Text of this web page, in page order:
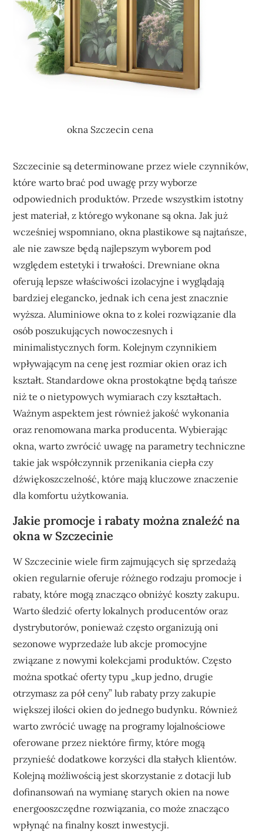
okna Szczecin cena
Szczecinie są determinowane przez wiele czynników,
które warto brać pod uwagę przy wyborze
odpowiednich produktów. Przede wszystkim istotny
jest materiał, z którego wykonane są okna. Jak już
wcześniej wspomniano, okna plastikowe są najtańsze,
ale nie zawsze będą najlepszym wyborem pod
względem estetyki i trwałości. Drewniane okna
oferują lepsze właściwości izolacyjne i wyglądają
bardziej elegancko, jednak ich cena jest znacznie
wyższa. Aluminiowe okna to z kolei rozwiązanie dla
osób poszukujących nowoczesnych i
minimalistycznych form. Kolejnym czynnikiem
wpływającym na cenę jest rozmiar okien oraz ich
kształt. Standardowe okna prostokątne będą tańsze
niż te o nietypowych wymiarach czy kształtach.
Ważnym aspektem jest również jakość wykonania
oraz renomowana marka producenta. Wybierając
okna, warto zwrócić uwagę na parametry techniczne
takie jak współczynnik przenikania ciepła czy
dźwiękoszczelność, które mają kluczowe znaczenie
dla komfortu użytkowania.
Jakie promocje i rabaty można znaleźć na
okna w Szczecinie
W Szczecinie wiele firm zajmujących się sprzedażą
okien regularnie oferuje różnego rodzaju promocje i
rabaty, które mogą znacząco obniżyć koszty zakupu.
Warto śledzić oferty lokalnych producentów oraz
dystrybutorów, ponieważ często organizują oni
sezonowe wyprzedaże lub akcje promocyjne
związane z nowymi kolekcjami produktów. Często
można spotkać oferty typu „kup jedno, drugie
otrzymasz za pół ceny” lub rabaty przy zakupie
większej ilości okien do jednego budynku. Również
warto zwrócić uwagę na programy lojalnościowe
oferowane przez niektóre firmy, które mogą
przynieść dodatkowe korzyści dla stałych klientów.
Kolejną możliwością jest skorzystanie z dotacji lub
dofinansowań na wymianę starych okien na nowe
energooszczędne rozwiązania, co może znacząco
wpłynąć na finalny koszt inwestycji.